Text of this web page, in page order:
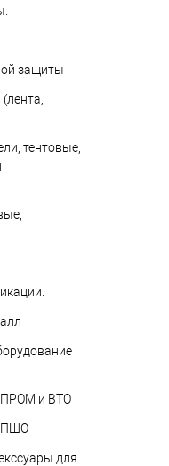
защиты
тентовые,
ПРОМ и ВТО
ПШО
для